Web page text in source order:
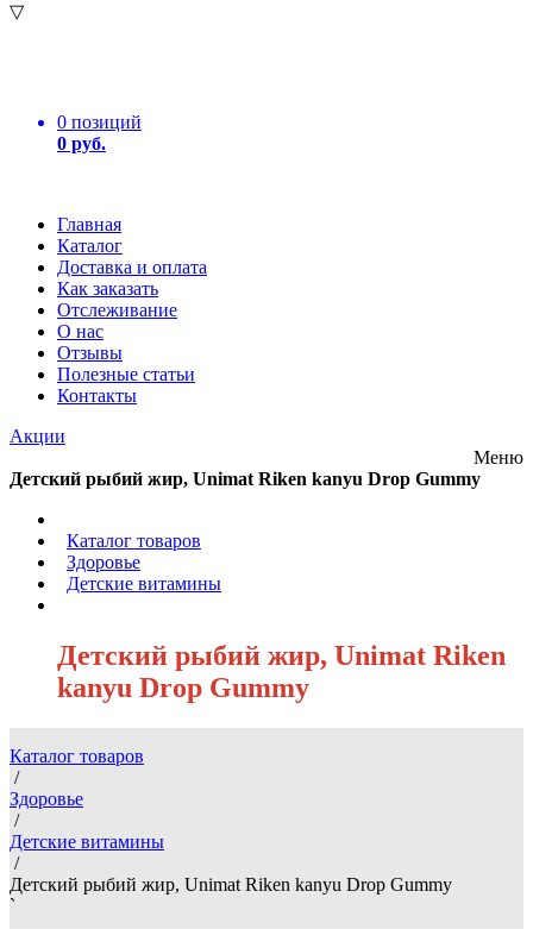
▽
0 позиций
0 руб.
Главная
Каталог
Доставка и оплата
Как заказать
Отслеживание
О нас
Отзывы
Полезные статьи
Контакты
Акции
Меню
Детский рыбий жир, Unimat Riken kanyu Drop Gummy
Каталог товаров
Здоровье
Детские витамины
Детский рыбий жир, Unimat Riken
kanyu Drop Gummy
Каталог товаров
/
Здоровье
/
Детские витамины
/
Детский рыбий жир, Unimat Riken kanyu Drop Gummy
`